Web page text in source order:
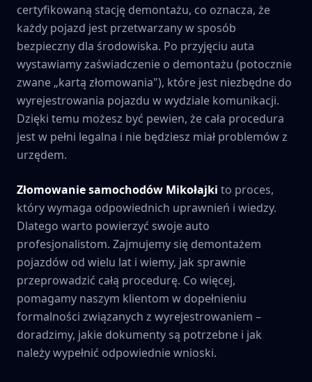
certyfikowaną stację demontażu, co oznacza, że
każdy pojazd jest przetwarzany w sposób
bezpieczny dla środowiska. Po przyjęciu auta
wystawiamy zaświadczenie o demontażu (potocznie
zwane „kartą złomowania"), które jest niezbędne do
wyrejestrowania pojazdu w wydziale komunikacji.
Dzięki temu możesz być pewien, że cała procedura
jest w pełni legalna i nie będziesz miał problemów z
urzędem.
Złomowanie samochodów Mikołajki to proces,
który wymaga odpowiednich uprawnień i wiedzy.
Dlatego warto powierzyć swoje auto
profesjonalistom. Zajmujemy się demontażem
pojazdów od wielu lat i wiemy, jak sprawnie
przeprowadzić całą procedurę. Co więcej,
pomagamy naszym klientom w dopełnieniu
formalności związanych z wyrejestrowaniem –
doradzimy, jakie dokumenty są potrzebne i jak
należy wypełnić odpowiednie wnioski.